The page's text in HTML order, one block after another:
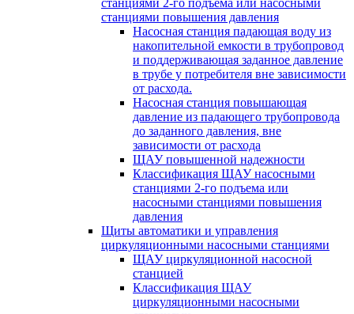
станциями 2-го подъема или насосными
станциями повышения давления
Насосная станция падающая воду из
накопительной емкости в трубопровод
и поддерживающая заданное давление
в трубе у потребителя вне зависимости
от расхода.
Насосная станция повышающая
давление из падающего трубопровода
до заданного давления, вне
зависимости от расхода
ЩАУ повышенной надежности
Классификация ЩАУ насосными
станциями 2-го подъема или
насосными станциями повышения
давления
Щиты автоматики и управления
циркуляционными насосными станциями
ЩАУ циркуляционной насосной
станцией
Классификация ЩАУ
циркуляционными насосными